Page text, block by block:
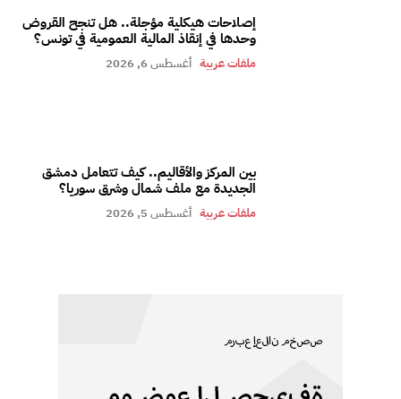
إصلاحات هيكلية مؤجلة.. هل تنجح القروض
وحدها في إنقاذ المالية العمومية في تونس؟
ملفات عربية أغسطس 6, 2026
بين المركز والأقاليم.. كيف تتعامل دمشق
الجديدة مع ملف شمال وشرق سوريا؟
ملفات عربية أغسطس 5, 2026